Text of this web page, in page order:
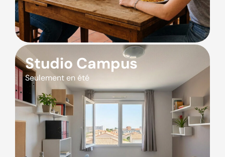
Studio Campus
Seulement en été